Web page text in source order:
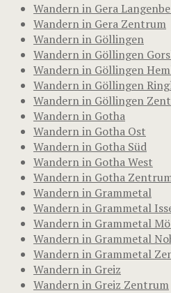
Wandern in Gera
Wandern in Gera Zentrum
Wandern in Göllingen
Wandern in Göllingen
Wandern in Göllingen
Wandern in Göllingen
Wandern in Göllingen
Wandern in Gotha
Wandern in Gotha Ost
Wandern in Gotha Süd
Wandern in Gotha West
Wandern in Gotha
Wandern in Grammetal
Wandern in Grammetal
Wandern in Grammetal
Wandern in Grammetal
Wandern in Grammetal
Wandern in Greiz
Wandern in Greiz Zentrum